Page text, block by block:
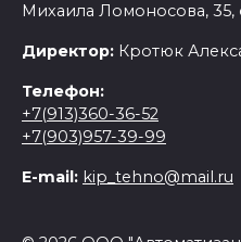
Михаила Ломоносова, 35,
Директор: Кротюк
Телефон:
+7(913)360-36-52
+7(903)957-39-99
E-mail: kip_tehno@mail.ru